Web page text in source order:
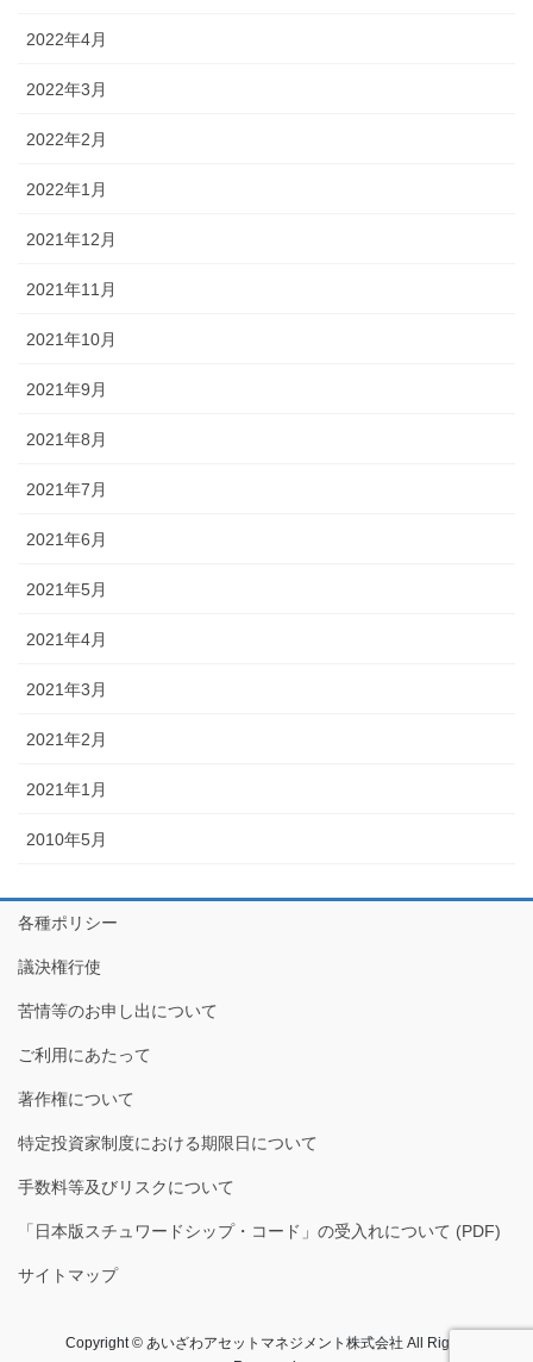
2022年4月
2022年3月
2022年2月
2022年1月
2021年12月
2021年11月
2021年10月
2021年9月
2021年8月
2021年7月
2021年6月
2021年5月
2021年4月
2021年3月
2021年2月
2021年1月
2010年5月
各種ポリシー
議決権行使
苦情等のお申し出について
ご利用にあたって
著作権について
特定投資家制度における期限日について
手数料等及びリスクについて
「日本版スチュワードシップ・コード」の受入れについて (PDF)
サイトマップ
Copyright © あいざわアセットマネジメント株式会社​ All Rights